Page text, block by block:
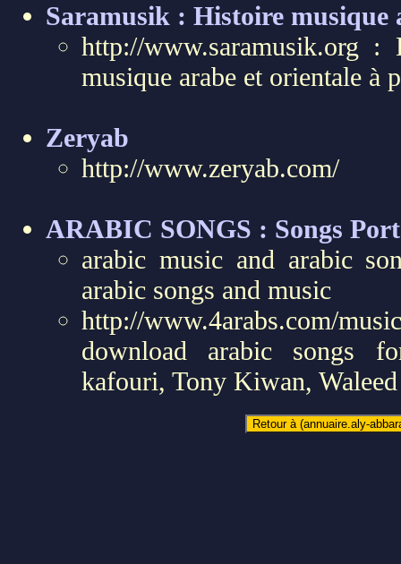
Saramusik : Histoire musique
http://www.saramusik.org
musique arabe et orientale à
Zeryab
http://www.zeryab.com/
ARABIC SONGS : Songs
arabic music and arabic
arabic songs and music
http://www.4arabs.com/
download arabic songs
kafouri, Tony Kiwan,